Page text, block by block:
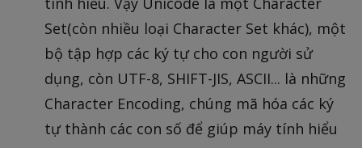
Set(còn nhiều loại Character Set khác), một
bộ tập hợp các ký tự cho con người sử
dụng, còn UTF-8, SHIFT-JIS, ASCII... là những
Character Encoding, chúng mã hóa các ký
tự thành các con số để giúp máy tính hiểu